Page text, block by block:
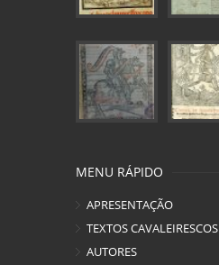
MENU RÁPIDO
APRESENTAÇÃO
TEXTOS CAVALEIRESCOS
AUTORES